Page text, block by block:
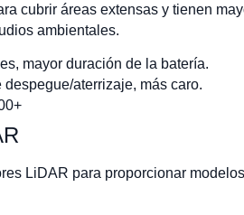
cubrir áreas extensas y tienen
ambientales.
mayor duración de la batería.
aterrizaje, más caro.
LiDAR para proporcionar